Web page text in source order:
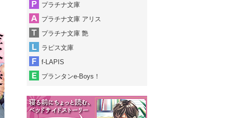
プラチナ文庫
プラチナ文庫 アリス
プラチナ文庫 艶
ラピス文庫
f-LAPIS
プランタンe-Boys！